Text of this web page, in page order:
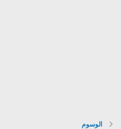
الوسوم